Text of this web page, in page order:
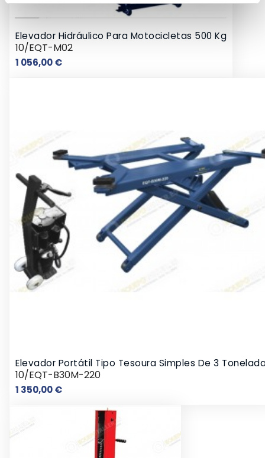
Elevador Hidráulico Para Motocicletas 500 Kg
10/EQT-M02
1 056,00 €Preço
Elevador Portátil Tipo Tesoura Simples De 3
10/EQT-B30M-220
1 350,00 €Preço